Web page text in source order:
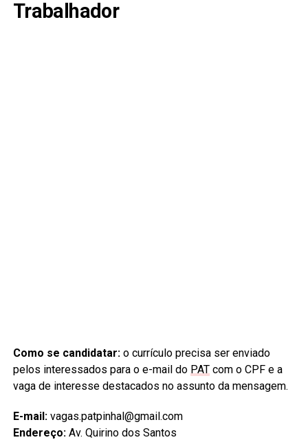
Trabalhador
Como se candidatar: o currículo precisa ser enviado
pelos interessados para o e-mail do PATcom o CPF e a
vaga de interesse destacados no assunto da mensagem.
E-mail: vagas.patpinhal@gmail.com
Endereço:Av. Quirino dos Santos